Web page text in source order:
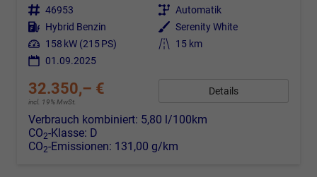
Fahrzeugnr. 46953 Getriebe Automatik
Kraftstoff Hybrid Benzin Außenfarbe Serenity White
Leistung 158 kW (215 PS) Kilometerstand
15 km
01.09.2025
32.350,– €
incl. 19% MwSt.
Details
Verbrauch kombiniert: 5,80 l/100km
CO2-Klasse: D
CO2-Emissionen: 131,00 g/km